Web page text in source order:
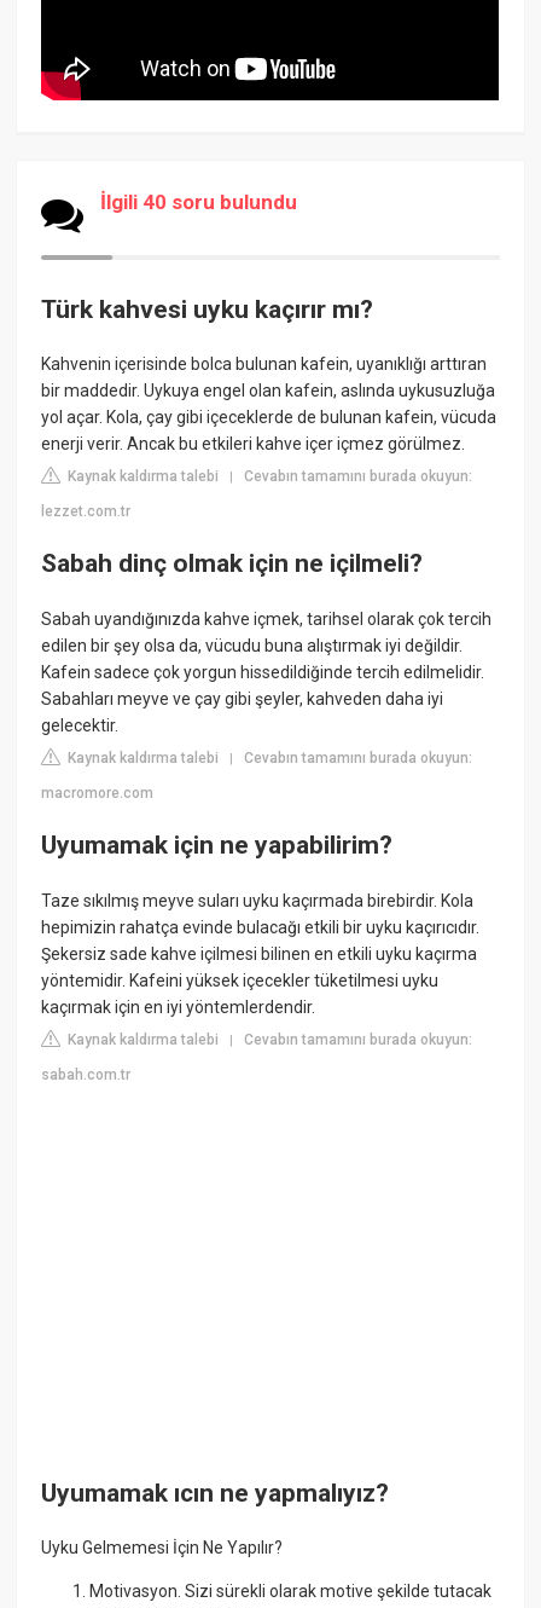
İlgili 40 soru bulundu
Türk kahvesi uyku kaçırır mı?
Kahvenin içerisinde bolca bulunan kafein, uyanıklığı arttıran
bir maddedir. Uykuya engel olan kafein, aslında uykusuzluğa
yol açar. Kola, çay gibi içeceklerde de bulunan kafein, vücuda
enerji verir. Ancak bu etkileri kahve içer içmez görülmez.
Kaynak kaldırma talebi |Cevabın tamamını burada okuyun:
lezzet.com.tr
Sabah dinç olmak için ne içilmeli?
Sabah uyandığınızda kahve içmek, tarihsel olarak çok tercih
edilen bir şey olsa da, vücudu buna alıştırmak iyi değildir.
Kafein sadece çok yorgun hissedildiğinde tercih edilmelidir.
Sabahları meyve ve çay gibi şeyler, kahveden daha iyi
gelecektir.
Kaynak kaldırma talebi |Cevabın tamamını burada okuyun:
macromore.com
Uyumamak için ne yapabilirim?
Taze sıkılmış meyve suları uyku kaçırmada birebirdir. Kola
hepimizin rahatça evinde bulacağı etkili bir uyku kaçırıcıdır.
Şekersiz sade kahve içilmesi bilinen en etkili uyku kaçırma
yöntemidir. Kafeini yüksek içecekler tüketilmesi uyku
kaçırmak için en iyi yöntemlerdendir.
Kaynak kaldırma talebi |Cevabın tamamını burada okuyun:
sabah.com.tr
Uyumamak ıcın ne yapmalıyız?
Uyku Gelmemesi İçin Ne Yapılır?
Motivasyon. Sizi sürekli olarak motive şekilde tutacak